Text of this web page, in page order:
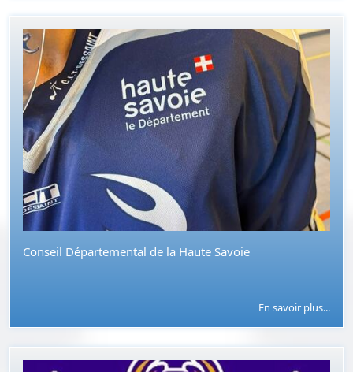
Conseil Départemental de la Haute Savoie
En savoir plus...